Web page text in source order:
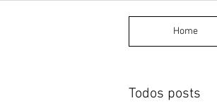
Home
Todos posts